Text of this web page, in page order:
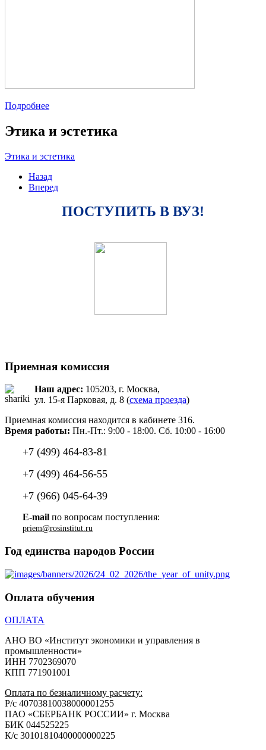
Подробнее
Этика и эстетика
Этика и эстетика
Назад
Вперед
ПОСТУПИТЬ В ВУЗ!
Приемная комиссия
Наш адрес: 105203, г. Москва,
ул. 15-я Парковая, д. 8 (схема проезда)
Приемная комиссия находится в кабинете 316.
Время работы: Пн.-Пт.: 9:00 - 18:00. Сб. 10:00 - 16:00
+7 (499) 464-83-81
+7 (499) 464-56-55
+7 (966) 045-64-39
E-mail по вопросам поступления:
Год единства народов России
Оплата обучения
ОПЛАТА
АНО ВО «Институт экономики и управления в
промышленности»
ИНН 7702369070
КПП 771901001
Оплата по безналичному расчету:
Р/с 40703810038000001255
ПАО «СБЕРБАНК РОССИИ» г. Москва
БИК 044525225
К/с 30101810400000000225